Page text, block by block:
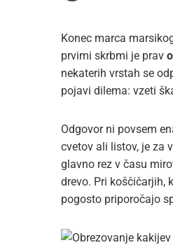
Konec marca
prvimi skrbmi je prav
nekaterih vrstah se
pojavi dilema: vzeti
Odgovor ni povsem
cvetov ali listov, je za
glavno rez v času
drevo. Pri koščičarjih,
pogosto priporočajo